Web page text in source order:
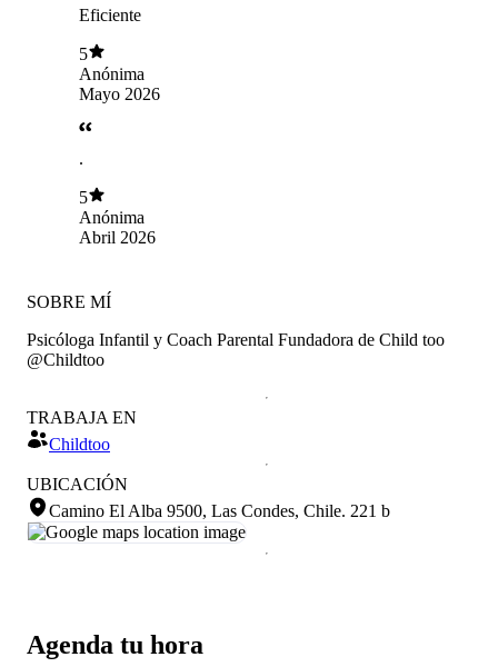
Eficiente
5
Anónima
Mayo 2026
.
5
Anónima
Abril 2026
Agenda tu hora
SOBRE MÍ
Psicóloga Infantil y Coach Parental Fundadora de Child too
@Childtoo
TRABAJA EN
Childtoo
UBICACIÓN
Camino El Alba 9500, Las Condes, Chile. 221 b